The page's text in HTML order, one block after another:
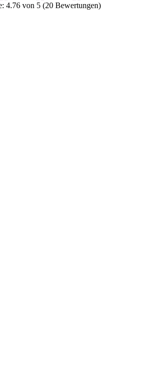
4.76 von 5 (20 Bewertungen)